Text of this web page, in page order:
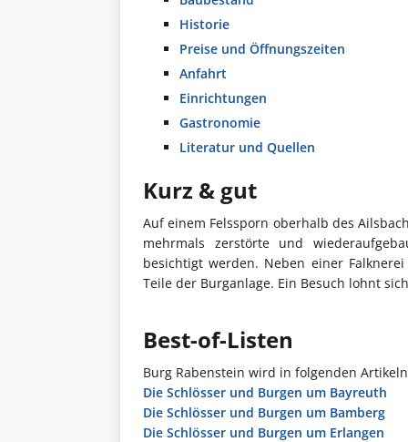
Historie
Preise und Öffnungszeiten
Anfahrt
Einrichtungen
Gastronomie
Literatur und Quellen
Kurz & gut
Auf einem Felssporn oberhalb des
mehrmals zerstörte und
besichtigt werden. Neben einer
Teile der Burganlage. Ein Besuch lohnt
Best-of-Listen
Burg Rabenstein wird in folgenden
Die Schlösser und Burgen um Bayreuth
Die Schlösser und Burgen um Bamberg
Die Schlösser und Burgen um Erlangen